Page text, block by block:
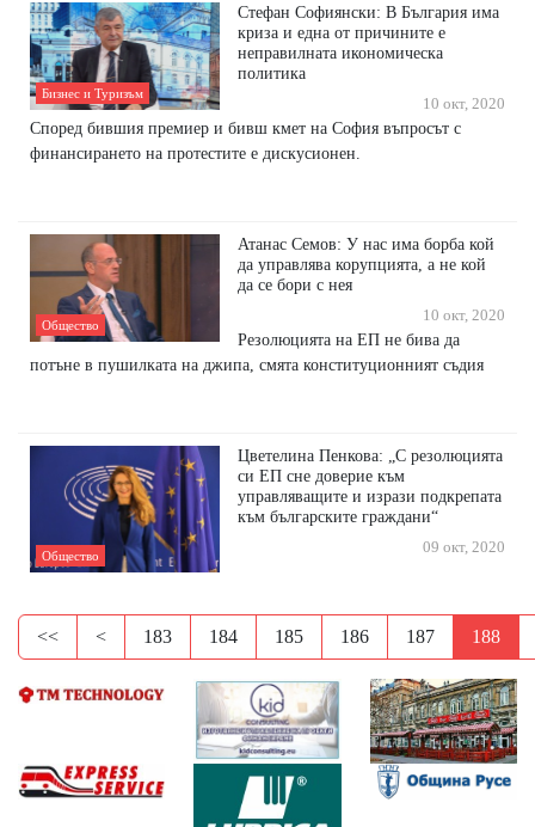
Бизнес и Туризъм
Стефан Софиянски: В България има
криза и една от причините е
неправилната икономическа
политика
10 окт, 2020
Според бившия премиер и бивш кмет на София въпросът с
финансирането на протестите е дискусионен.
Общество
Атанас Семов: У нас има борба кой
да управлява корупцията, а не кой
да се бори с нея
10 окт, 2020
Резолюцията на ЕП не бива да
потъне в пушилката на джипа, смята конституционният съдия
Общество
Цветелина Пенкова: „С резолюцията
си ЕП сне доверие към
управляващите и изрази подкрепата
към българските граждани“
09 окт, 2020
<< < 183 184 185 186 187 188